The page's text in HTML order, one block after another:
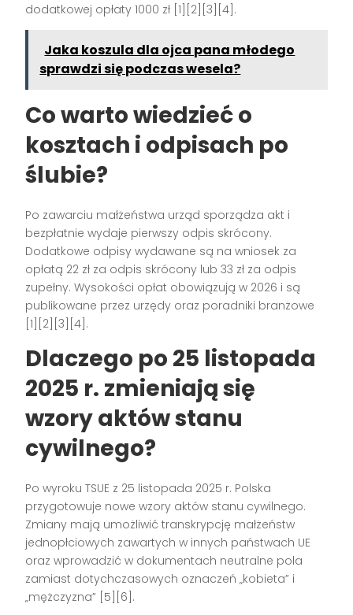
dodatkowej opłaty 1000 zł [1][2][3][4].
Jaka koszula dla ojca pana młodego
sprawdzi się podczas wesela?
Co warto wiedzieć o
kosztach i odpisach po
ślubie?
Po zawarciu małżeństwa urząd sporządza akt i
bezpłatnie wydaje pierwszy odpis skrócony.
Dodatkowe odpisy wydawane są na wniosek za
opłatą 22 zł za odpis skrócony lub 33 zł za odpis
zupełny. Wysokości opłat obowiązują w 2026 i są
publikowane przez urzędy oraz poradniki branżowe
[1][2][3][4].
Dlaczego po 25 listopada
2025 r. zmieniają się
wzory aktów stanu
cywilnego?
Po wyroku TSUE z 25 listopada 2025 r. Polska
przygotowuje nowe wzory aktów stanu cywilnego.
Zmiany mają umożliwić transkrypcję małżeństw
jednopłciowych zawartych w innych państwach UE
oraz wprowadzić w dokumentach neutralne pola
zamiast dotychczasowych oznaczeń „kobieta” i
„mężczyzna” [5][6].